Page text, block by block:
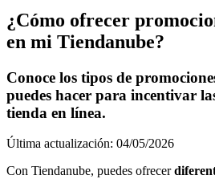
¿Cómo ofrecer
en mi Tiendanube?
Conoce los tipos de
puedes hacer para incentivar
tienda en línea.
Última actualización: 04/05/2026
Con Tiendanube, puedes ofrecer